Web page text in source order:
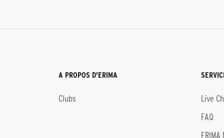
A PROPOS D'ERIMA
Clubs
Live
FAQ